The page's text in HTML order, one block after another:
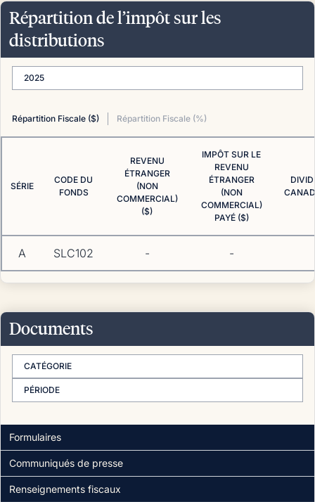
Répartition de l’impôt sur les
distributions
2025
Répartition Fiscale ($) Répartition Fiscale (%)
SÉRIE
CODE DU
FONDS
REVENU
ÉTRANGER
(NON
COMMERCIAL)
($)
IMPÔT SUR LE
REVENU
ÉTRANGER
(NON
COMMERCIAL)
PAYÉ ($)
A SLC102 - -
Documents
CATÉGORIE
PÉRIODE
Formulaires
Communiqués de presse
Renseignements fiscaux